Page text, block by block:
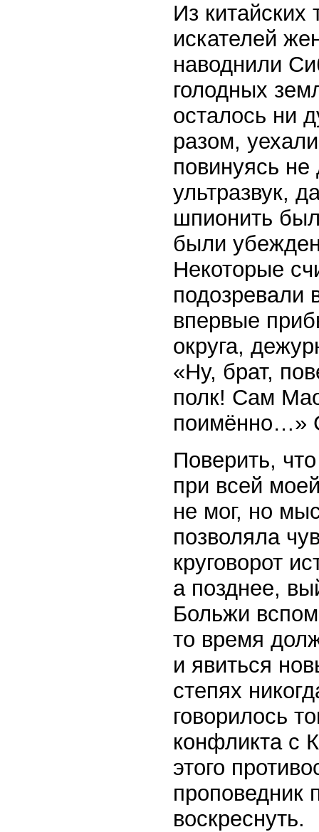
Из китайских
искателей
наводнили
голодных
осталось ни
разом,
повинуясь
ультразвук,
шпионить
были
Некоторые
подозревали
впервые
округа,
«Ну, брат,
полк! Сам
поимённо…»
Поверить,
при всей
не мог, но
позволяла
круговорот
а позднее,
Больжи
то время
и явиться
степях
говорилось
конфликта с
этого
проповедник
воскреснуть.